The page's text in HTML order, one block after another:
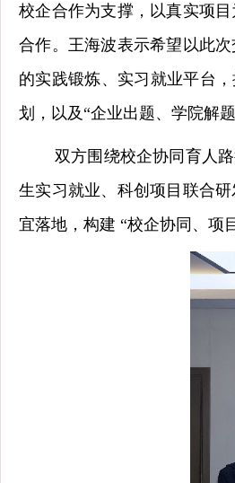
校企合作为支撑，以真实项
合作。王海波表示希望以此
的实践锻炼、实习就业平台
划，以及“企业出题、学院解
双方围绕校企协同育人
生实习就业、科创项目联合
宜落地，构建 “校企协同、项